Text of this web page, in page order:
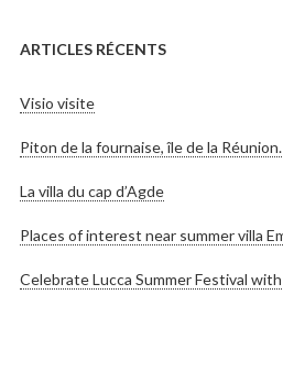
ARTICLES RÉCENTS
Visio visite
Piton de la fournaise, île de la Réunion.
La villa du cap d’Agde
Places of interest near summer villa
Celebrate Lucca Summer Festival